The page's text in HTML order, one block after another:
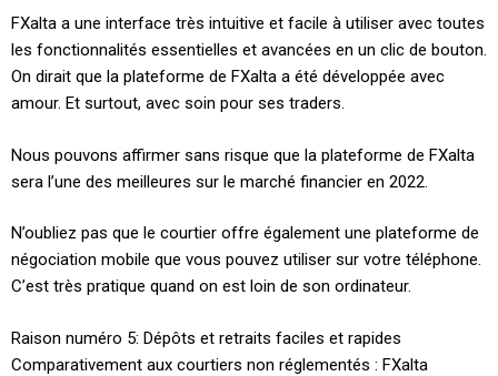
FXalta a une interface très intuitive et facile à utiliser avec toutes
les fonctionnalités essentielles et avancées en un clic de bouton.
On dirait que la plateforme de FXalta a été développée avec
amour. Et surtout, avec soin pour ses traders.
Nous pouvons affirmer sans risque que la plateforme de FXalta
sera l’une des meilleures sur le marché financier en 2022.
N’oubliez pas que le courtier offre également une plateforme de
négociation mobile que vous pouvez utiliser sur votre téléphone.
C’est très pratique quand on est loin de son ordinateur.
Raison numéro 5: Dépôts et retraits faciles et rapides
Comparativement aux courtiers non réglementés : FXalta